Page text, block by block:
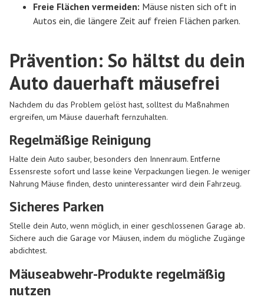
Freie Flächen vermeiden: Mäuse nisten sich oft in
Autos ein, die längere Zeit auf freien Flächen parken.
Prävention: So hältst du dein
Auto dauerhaft mäusefrei
Nachdem du das Problem gelöst hast, solltest du Maßnahmen
ergreifen, um Mäuse dauerhaft fernzuhalten.
Regelmäßige Reinigung
Halte dein Auto sauber, besonders den Innenraum. Entferne
Essensreste sofort und lasse keine Verpackungen liegen. Je weniger
Nahrung Mäuse finden, desto uninteressanter wird dein Fahrzeug.
Sicheres Parken
Stelle dein Auto, wenn möglich, in einer geschlossenen Garage ab.
Sichere auch die Garage vor Mäusen, indem du mögliche Zugänge
abdichtest.
Mäuseabwehr-Produkte regelmäßig
nutzen